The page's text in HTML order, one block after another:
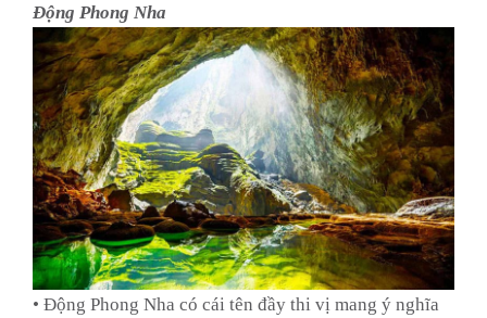
Động Phong Nha
• Động Phong Nha có cái tên đầy thi vị mang ý nghĩa